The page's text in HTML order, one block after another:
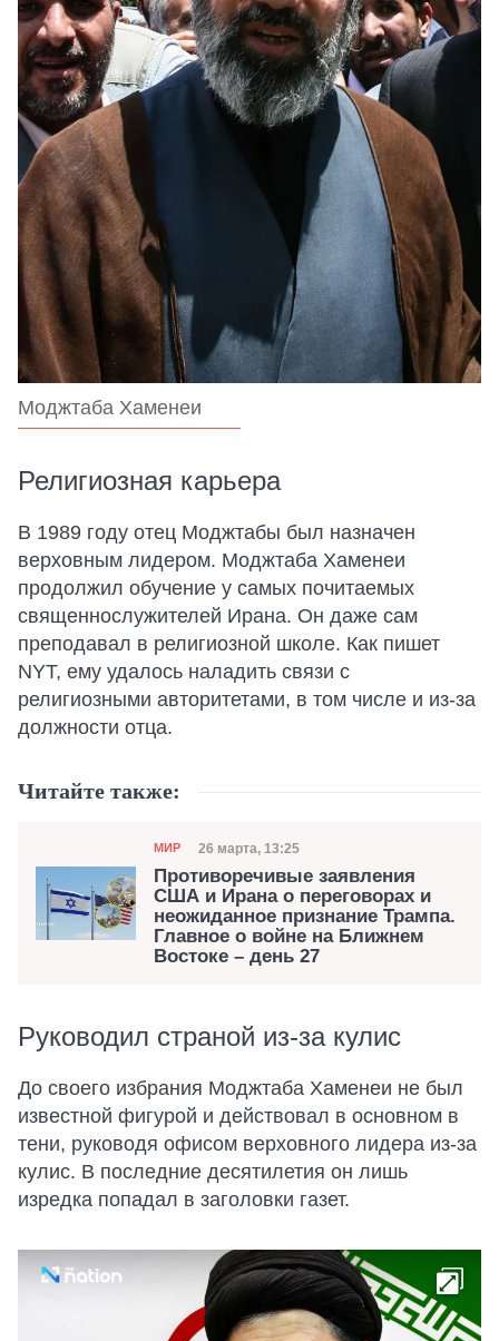
Моджтаба Хаменеи
Религиозная карьера
В 1989 году отец Моджтабы был назначен
верховным лидером. Моджтаба Хаменеи
продолжил обучение у самых почитаемых
священнослужителей Ирана. Он даже сам
преподавал в религиозной школе. Как пишет
NYT, ему удалось наладить связи с
религиозными авторитетами, в том числе и из-за
должности отца.
Читайте также:
Категория
МИР Дата публикации
26 марта, 13:25
Противоречивые заявления
США и Ирана о переговорах и
неожиданное признание Трампа.
Главное о войне на Ближнем
Востоке – день 27
Руководил страной из-за кулис
До своего избрания Моджтаба Хаменеи не был
известной фигурой и действовал в основном в
тени, руководя офисом верховного лидера из-за
кулис. В последние десятилетия он лишь
изредка попадал в заголовки газет.